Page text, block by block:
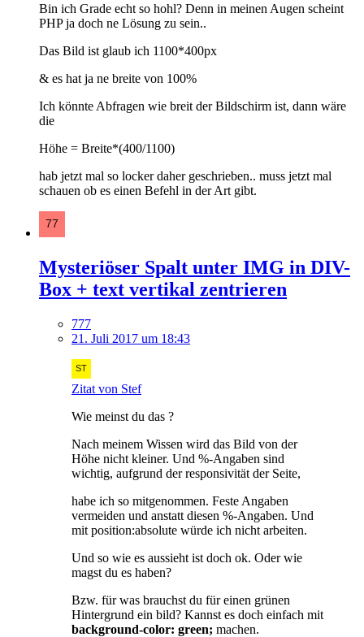
Bin ich Grade echt so hohl? Denn in meinen Augen scheint
PHP ja doch ne Lösung zu sein..
Das Bild ist glaub ich 1100*400px
& es hat ja ne breite von 100%
Ich könnte Abfragen wie breit der Bildschirm ist, dann wäre
die
Höhe = Breite*(400/1100)
hab jetzt mal so locker daher geschrieben.. muss jetzt mal
schauen ob es einen Befehl in der Art gibt.
Mysteriöser Spalt unter IMG in DIV-
Box + text vertikal zentrieren
777
21. Juli 2017 um 18:43
Zitat von Stef
Wie meinst du das ?
Nach meinem Wissen wird das Bild von der
Höhe nicht kleiner. Und %-Angaben sind
wichtig, aufgrund der responsivität der Seite,
habe ich so mitgenommen. Feste Angaben
vermeiden und anstatt diesen %-Angaben. Und
mit position:absolute würde ich nicht arbeiten.
Und so wie es aussieht ist doch ok. Oder wie
magst du es haben?
Bzw. für was brauchst du für einen grünen
Hintergrund ein bild? Kannst es doch einfach mit
background-color: green; machen.